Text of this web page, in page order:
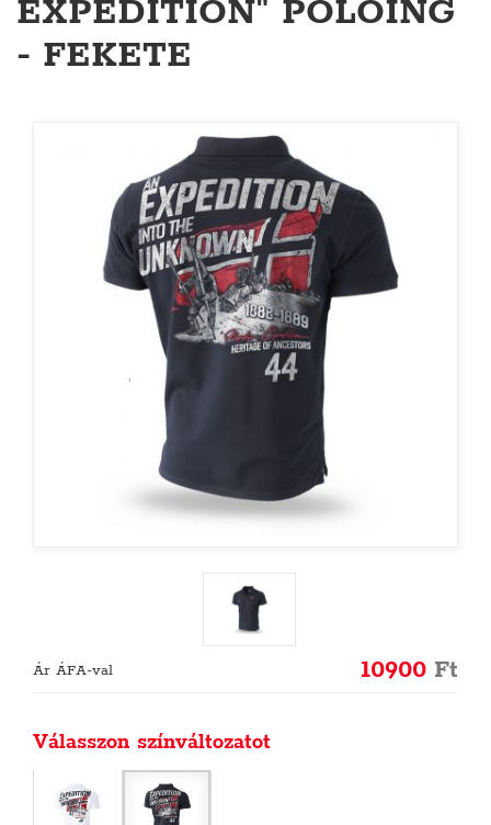
EXPEDITION" PÓLÓING
- FEKETE
Ár ÁFA-val 10900 Ft
Válasszon színváltozatot